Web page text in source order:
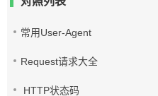
常用User-Agent
Request请求大全
HTTP状态码